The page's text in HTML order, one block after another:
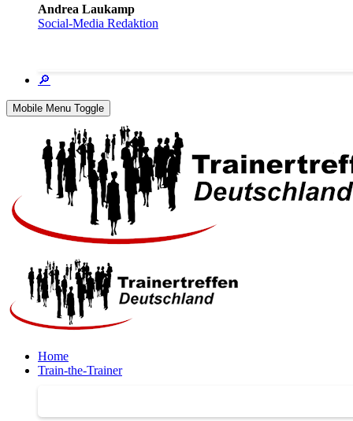
Andrea Laukamp
Social-Media Redaktion
🔎
Mobile Menu Toggle
Home
Train-the-Trainer